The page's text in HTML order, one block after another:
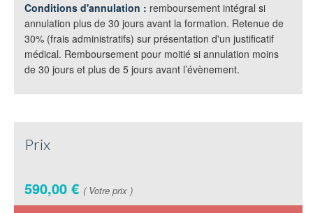
Conditions d'annulation : remboursement intégral si
annulation plus de 30 jours avant la formation. Retenue de
30% (frais administratifs) sur présentation d'un justificatif
médical. Remboursement pour moitié si annulation moins
de 30 jours et plus de 5 jours avant l’évènement.
Prix
590,00 € ( Votre prix )